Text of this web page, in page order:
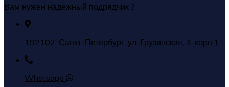
Вам нужен надежный подрядчик ?
192102, Санкт-Петербург, ул. Грузинская, 3, корп.1
Whatsapp